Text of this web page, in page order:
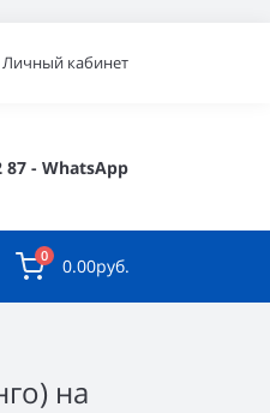
Личный кабинет
87 - WhatsApp
0 0.00руб.
на